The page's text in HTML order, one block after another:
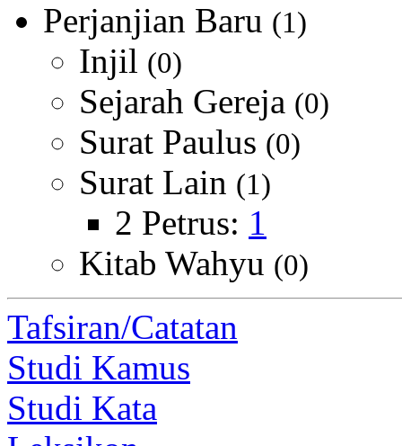
Perjanjian Baru (1)
Injil (0)
Sejarah Gereja (0)
Surat Paulus (0)
Surat Lain (1)
2 Petrus: 1
Kitab Wahyu (0)
Tafsiran/Catatan
Studi Kamus
Studi Kata